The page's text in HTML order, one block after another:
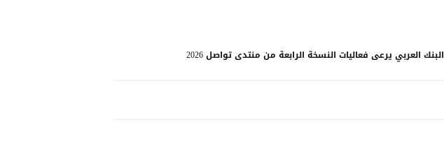
البنك العربي يرعى فعاليات النسخة الرابعة من منتدى تواصل 2026